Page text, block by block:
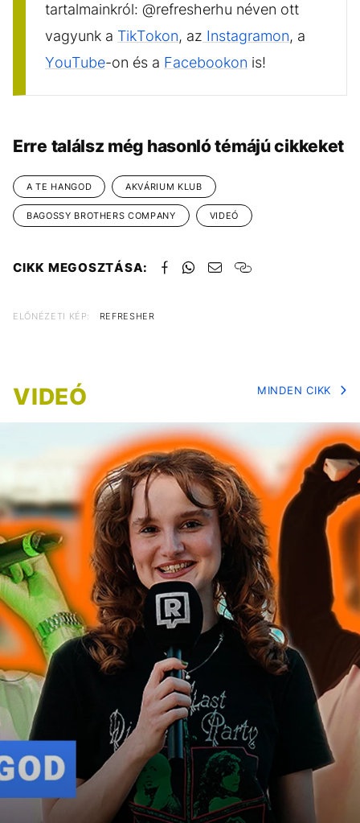
tartalmainkról: @refresherhu néven ott
vagyunk a TikTokon, az Instagramon, a
YouTube-on és a Facebookon is!
Erre találsz még hasonló témájú cikkeket
A TE HANGOD AKVÁRIUM KLUB
BAGOSSY BROTHERS COMPANY VIDEÓ
CIKK MEGOSZTÁSA:
ELŐNÉZETI KÉP: REFRESHER
VIDEÓ MINDEN CIKK